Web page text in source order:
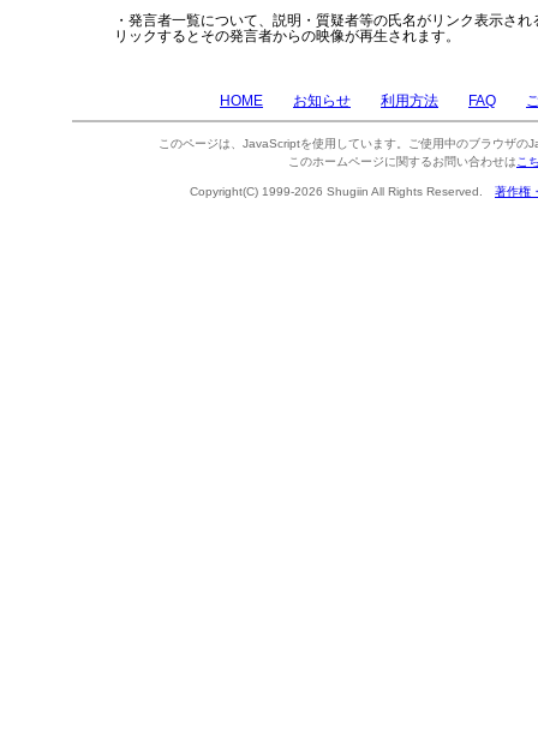
・発言者一覧について、説明・質疑者等の氏名がリンク表示さ
リックするとその発言者からの映像が再生されます。
HOME お知らせ 利用方法 FAQ
このページは、JavaScriptを使用しています。ご使用中のブラウザの
このホームページに関するお問い合わせは こ
Copyright(C) 1999-2026 Shugiin All Rights Reserved. 著作権